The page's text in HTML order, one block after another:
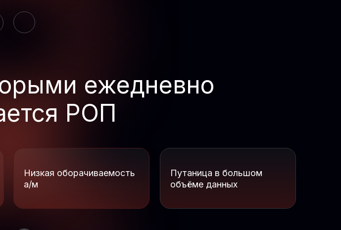
ежедневно
РОП
Низкая оборачиваемость
а/м
Путаница в большом
объёме данных